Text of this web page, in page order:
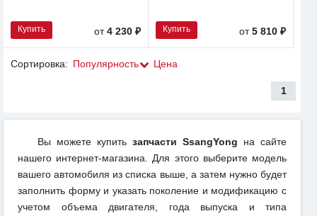
Купить от4 230 ₽ Купить от5 810 ₽
Сортировка: Популярность Цена
1
Вы можете купить запчасти SsangYong на сайте
нашего интернет-магазина. Для этого выберите модель
вашего автомобиля из списка выше, а затем нужно будет
заполнить форму и указать поколение и модификацию с
учетом объема двигателя, года выпуска и типа